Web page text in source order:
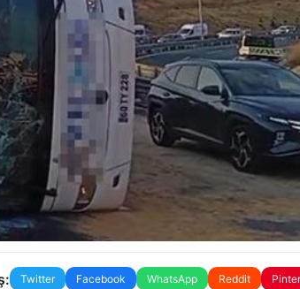
Twitter Facebook WhatsApp Reddit